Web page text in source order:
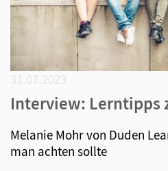
Interview: Lerntipps
Melanie Mohr von Duden
man achten sollte